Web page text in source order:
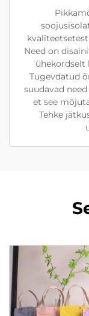
Need on
ühekordselt
Tugevdatud
suudavad
et see
Tehke